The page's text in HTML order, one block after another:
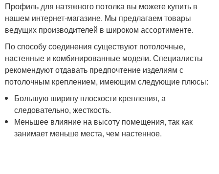
Профиль для натяжного потолка вы можете купить в
нашем интернет-магазине. Мы предлагаем товары
ведущих производителей в широком ассортименте.
По способу соединения существуют потолочные,
настенные и комбинированные модели. Специалисты
рекомендуют отдавать предпочтение изделиям с
потолочным креплением, имеющим следующие плюсы:
Большую ширину плоскости крепления, а
следовательно, жесткость.
Меньшее влияние на высоту помещения, так как
занимает меньше места, чем настенное.